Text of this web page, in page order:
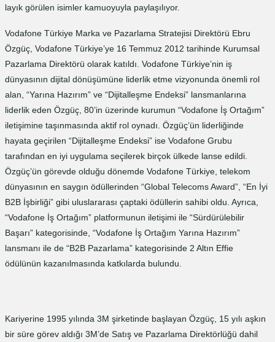
layık görülen isimler kamuoyuyla paylaşılıyor.
Vodafone Türkiye Marka ve Pazarlama Stratejisi Direktörü Ebru
Özgüç, Vodafone Türkiye’ye 16 Temmuz 2012 tarihinde Kurumsal
Pazarlama Direktörü olarak katıldı. Vodafone Türkiye’nin iş
dünyasının dijital dönüşümüne liderlik etme vizyonunda önemli rol
alan, “Yarına Hazırım” ve “Dijitalleşme Endeksi” lansmanlarına
liderlik eden Özgüç, 80’in üzerinde kurumun “Vodafone İş Ortağım”
iletişimine taşınmasında aktif rol oynadı. Özgüç’ün liderliğinde
hayata geçirilen “Dijitalleşme Endeksi” ise Vodafone Grubu
tarafından en iyi uygulama seçilerek birçok ülkede lanse edildi.
Özgüç’ün görevde olduğu dönemde Vodafone Türkiye, telekom
dünyasının en saygın ödüllerinden “Global Telecoms Award”, “En İyi
B2B İşbirliği” gibi uluslararası çaptaki ödüllerin sahibi oldu. Ayrıca,
“Vodafone İş Ortağım” platformunun iletişimi ile “Sürdürülebilir
Başarı” kategorisinde, “Vodafone İş Ortağım Yarına Hazırım”
lansmanı ile de “B2B Pazarlama” kategorisinde 2 Altın Effie
ödülünün kazanılmasında katkılarda bulundu.
Kariyerine 1995 yılında 3M şirketinde başlayan Özgüç, 15 yılı aşkın
bir süre görev aldığı 3M’de Satış ve Pazarlama Direktörlüğü dahil